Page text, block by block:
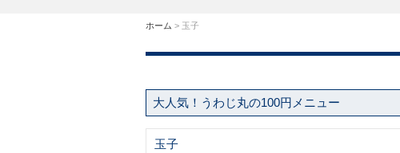
ホーム > 玉子
大人気！うわじ丸の100円メニュー
玉子